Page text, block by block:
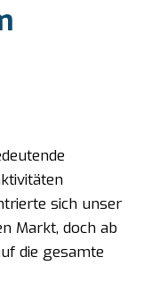
sich unser
Markt, doch ab
die gesamte